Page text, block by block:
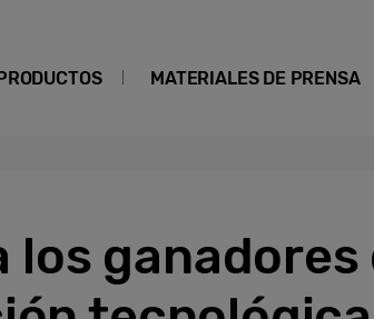
MATERIALES DE PRENSA
ganadores